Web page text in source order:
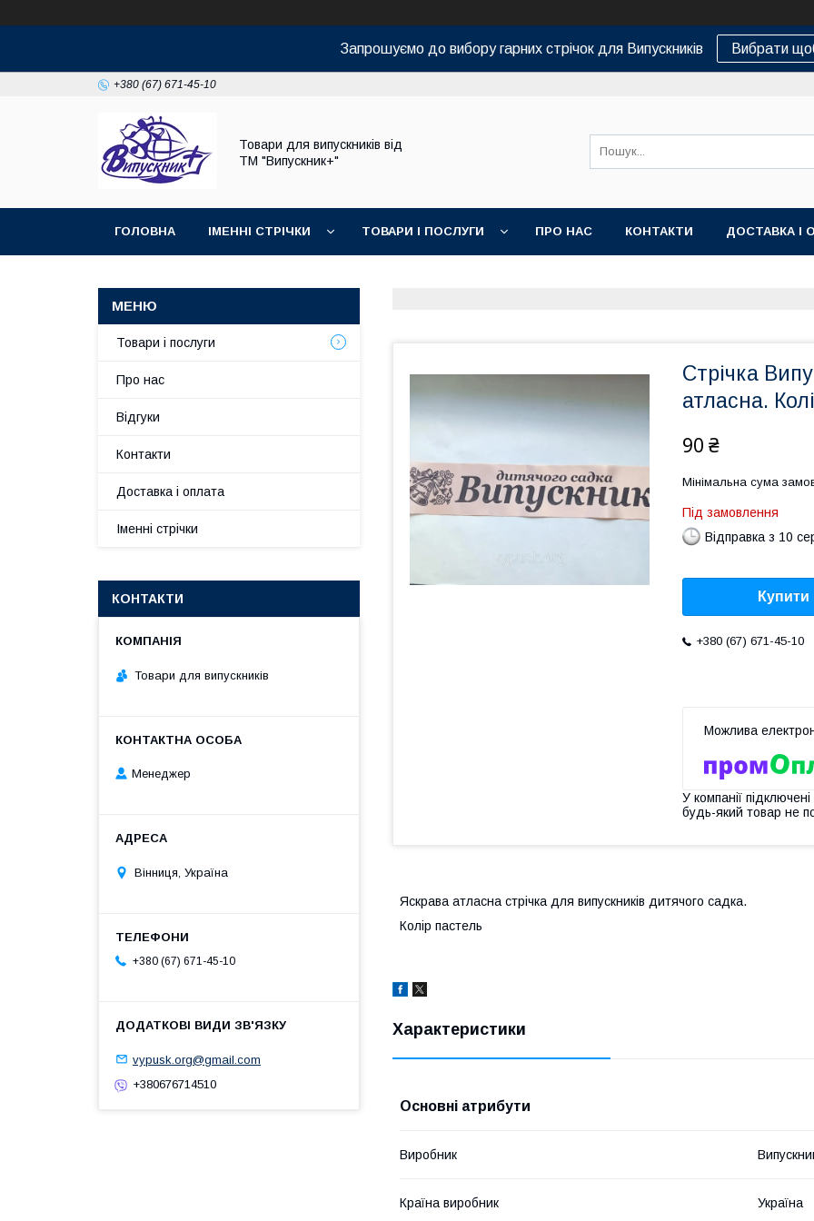
Запрошуємо до вибору гарних стрічок для Випускників Вибрати
+380 (67) 671-45-10
Товари для випускників від
ТМ "Випускник+"
ГОЛОВНА ІМЕННІ СТРІЧКИ ТОВАРИ І ПОСЛУГИ ПРО НАС КОНТАКТИ ДОСТАВКА І
Стрічка
атласна.
90 ₴
Мінімальна сума
Під замовлення
Відправка з 10
Купити
+380 (67) 671-45-10
У компанії
будь-який товар не
Яскрава атласна стрічка для випускників дитячого садка.
Колір пастель
Характеристики
Основні атрибути
Виробник
Країна виробник Україна
Товари і послуги
Про нас
Відгуки
Контакти
Доставка і оплата
Іменні стрічки
КОНТАКТИ
Товари для випускників
Менеджер
Вінниця, Україна
+380 (67) 671-45-10
vypusk.org@gmail.com
+380676714510